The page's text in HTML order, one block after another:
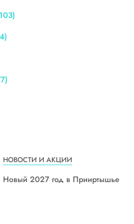
НОВОСТИ И АКЦИИ
Новый 2027 год в Прииртышье